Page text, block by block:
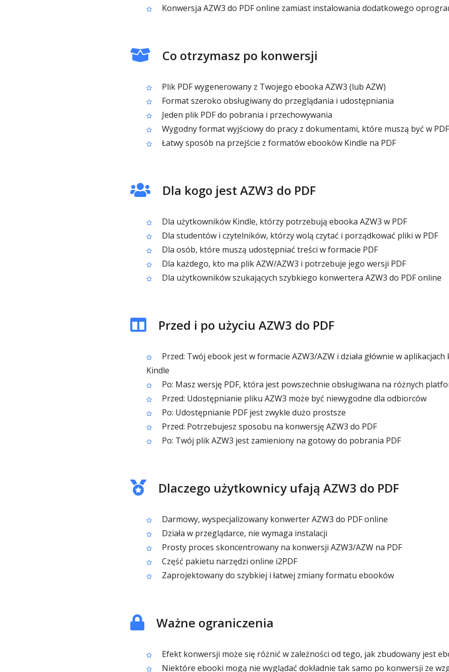
Konwersja AZW3 do PDF online zamiast instalowania dodatkowego
Co otrzymasz po konwersji
Plik PDF wygenerowany z Twojego ebooka AZW3 (lub AZW)
Format szeroko obsługiwany do przeglądania i udostępniania
Jeden plik PDF do pobrania i przechowywania
Wygodny format wyjściowy do pracy z dokumentami, które muszą być w PDF
Łatwy sposób na przejście z formatów ebooków Kindle na PDF
Dla kogo jest AZW3 do PDF
Dla użytkowników Kindle, którzy potrzebują ebooka AZW3 w PDF
Dla studentów i czytelników, którzy wolą czytać i porządkować pliki w PDF
Dla osób, które muszą udostępniać treści w formacie PDF
Dla każdego, kto ma plik AZW/AZW3 i potrzebuje jego wersji PDF
Dla użytkowników szukających szybkiego konwertera AZW3 do PDF online
Przed i po użyciu AZW3 do PDF
Przed: Twój ebook jest w formacie AZW3/AZW i działa głównie w
Kindle
Po: Masz wersję PDF, która jest powszechnie obsługiwana na różnych
Przed: Udostępnianie pliku AZW3 może być niewygodne dla odbiorców
Po: Udostępnianie PDF jest zwykle dużo prostsze
Przed: Potrzebujesz sposobu na konwersję AZW3 do PDF
Po: Twój plik AZW3 jest zamieniony na gotowy do pobrania PDF
Dlaczego użytkownicy ufają AZW3 do PDF
Darmowy, wyspecjalizowany konwerter AZW3 do PDF online
Działa w przeglądarce, nie wymaga instalacji
Prosty proces skoncentrowany na konwersji AZW3/AZW na PDF
Część pakietu narzędzi online i2PDF
Zaprojektowany do szybkiej i łatwej zmiany formatu ebooków
Ważne ograniczenia
Efekt konwersji może się różnić w zależności od tego, jak zbudowany jest
Niektóre ebooki mogą nie wyglądać dokładnie tak samo po konwersji ze